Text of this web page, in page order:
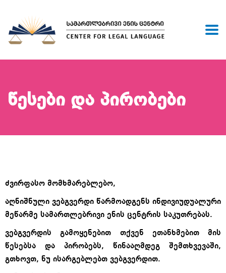
Წესები Და Პირობები
ძვირფასო მომხმარებლებო,
აღნიშნული ვებგვერდი წარმოადგენს ინდივიუდუალური
მეწარმე სამართლებრივი ენის ცენტრის საკუთრებას.
ვებგვერდის გამოყენებით თქვენ ეთანხმებით მის
წესებსა და პირობებს, წინააღმდეგ შემთხვევაში,
გთხოვთ, ნუ ისარგებლებთ ვებგვერდით.